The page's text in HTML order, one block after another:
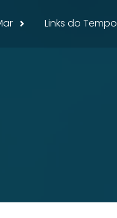
Links do Tempo